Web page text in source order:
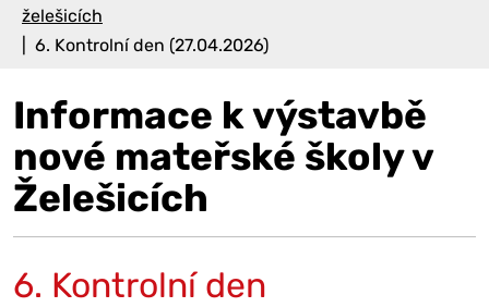
želešicích
6. Kontrolní den (27.04.2026)
Informace k výstavbě
nové mateřské školy v
Želešicích
6. Kontrolní den